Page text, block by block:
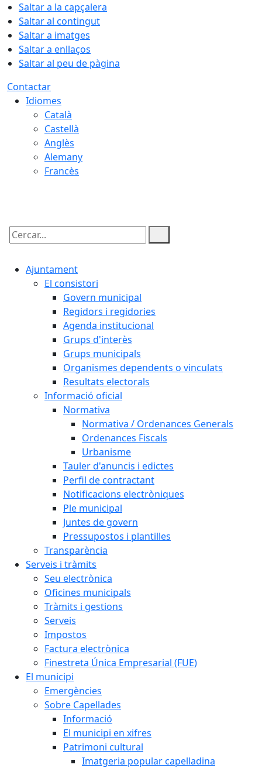
Saltar a la capçalera
Saltar al contingut
Saltar a imatges
Saltar a enllaços
Saltar al peu de pàgina
Contactar
Idiomes
Català
Castellà
Anglès
Alemany
Francès
Cercar:
Ajuntament
El consistori
Govern municipal
Regidors i regidories
Agenda institucional
Grups d'interès
Grups municipals
Organismes dependents o vinculats
Resultats electorals
Informació oficial
Normativa
Normativa / Ordenances Generals
Ordenances Fiscals
Urbanisme
Tauler d'anuncis i edictes
Perfil de contractant
Notificacions electròniques
Ple municipal
Juntes de govern
Pressupostos i plantilles
Transparència
Serveis i tràmits
Seu electrònica
Oficines municipals
Tràmits i gestions
Serveis
Impostos
Factura electrònica
Finestreta Única Empresarial (FUE)
El municipi
Emergències
Sobre Capellades
Informació
El municipi en xifres
Patrimoni cultural
Imatgeria popular capelladina